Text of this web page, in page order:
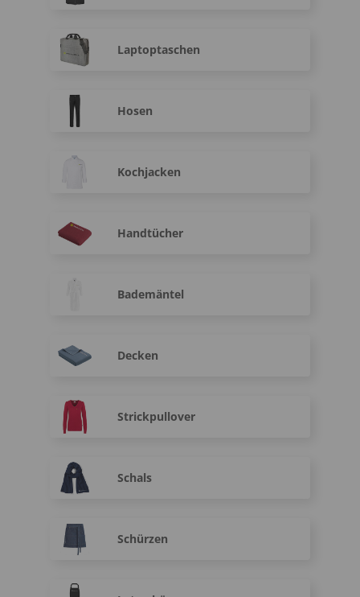
Laptoptaschen
Hosen
Kochjacken
Handtücher
Bademäntel
Decken
Strickpullover
Schals
Schürzen